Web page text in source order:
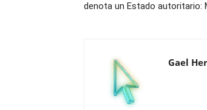
denota un Estado autoritario:
Gael